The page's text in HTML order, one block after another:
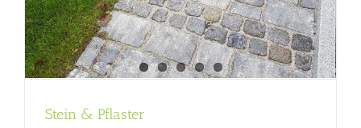
Stein & Pflaster